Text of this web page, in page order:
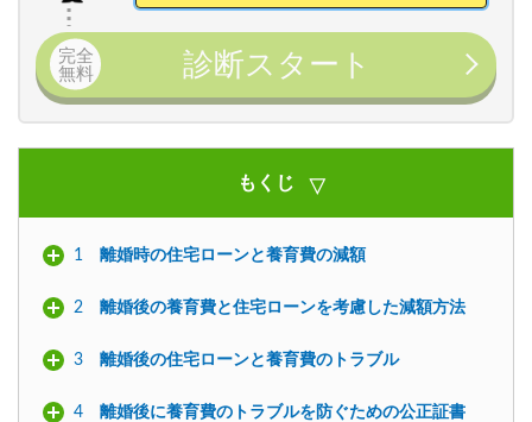
完全
無料
診断スタート
もくじ
1 離婚時の住宅ローンと養育費の減額
2 離婚後の養育費と住宅ローンを考慮した減額方法
3 離婚後の住宅ローンと養育費のトラブル
4 離婚後に養育費のトラブルを防ぐための公正証書